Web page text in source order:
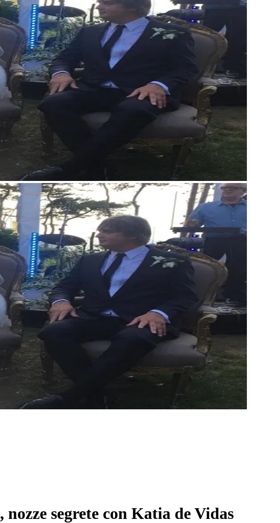
nozze segrete con Katia de Vidas